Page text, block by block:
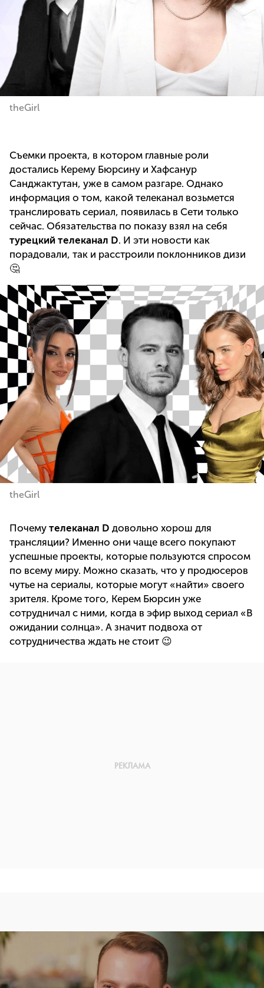
theGirl
Съемки проекта, в котором главные роли
достались Керему Бюрсину и Хафсанур
Санджактутан, уже в самом разгаре. Однако
информация о том, какой телеканал возьмется
транслировать сериал, появилась в Сети только
сейчас. Обязательства по показу взял на себя
турецкий телеканал D. И эти новости как
порадовали, так и расстроили поклонников дизи
🤔
theGirl
Почему телеканал D довольно хорош для
трансляции? Именно они чаще всего покупают
успешные проекты, которые пользуются спросом
по всему миру. Можно сказать, что у продюсеров
чутье на сериалы, которые могут «найти» своего
зрителя. Кроме того, Керем Бюрсин уже
сотрудничал с ними, когда в эфир выход сериал «В
ожидании солнца». А значит подвоха от
сотрудничества ждать не стоит 😉